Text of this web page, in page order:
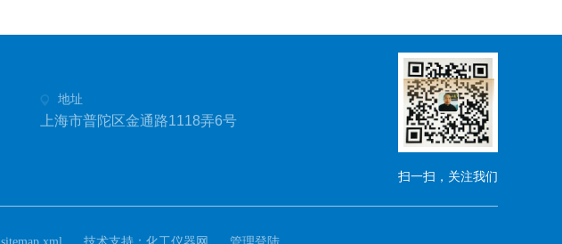
地址
上海市普陀区金通路1118弄6号
扫一扫，关注我们